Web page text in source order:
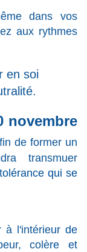
dans vos
aux rythmes
en soi
novembre
de former un
transmuer
qui se
à l'intérieur de
colère et